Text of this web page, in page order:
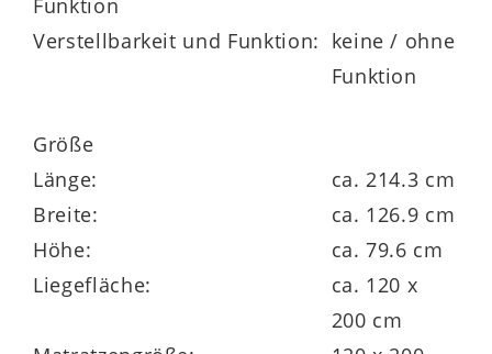
können aber separat dazubestellt werden.
Auf ca. 127 x 80 x 214 cm (BxHxL) belaufen
Jugendzimmerbettgestells.
Bei Sten handelt es sich um eine rundum
gelungene Möbelserie von PAIDI, die viele
weitere Baby-, Jugend- und
Erwachsenenmöbel im selben oder
ähnlichen Design umfasst – zum Beispiel
Verstellbarkeit und Funktion: keine / ohne
Funktion
Größe
Länge:
ca. 214.3 cm
Breite:
ca. 126.9 cm
Höhe:
ca. 79.6 cm
Liegefläche:
ca. 120 x
200 cm